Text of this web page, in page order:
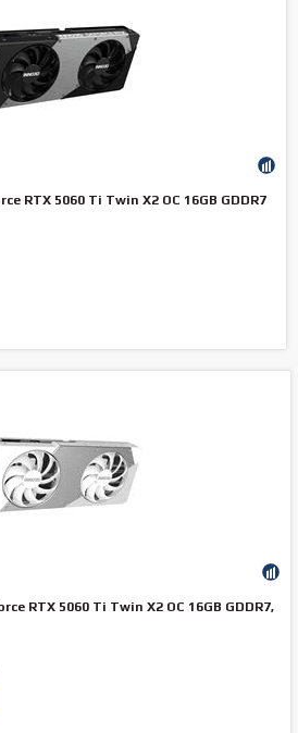
RTX 5060 Ti Twin X2 OC 16GB GDDR7
RTX 5060 Ti Twin X2 OC 16GB GDDR7,